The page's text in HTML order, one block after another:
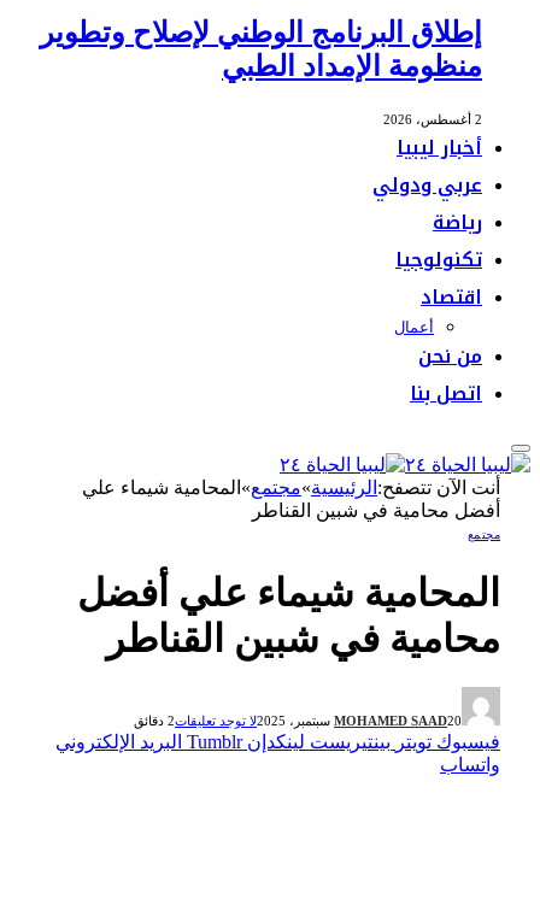
إطلاق البرنامج الوطني لإصلاح وتطوير
منظومة الإمداد الطبي
أخبار ليبيا
عربي ودولي
رياضة
تكنولوجيا
اقتصاد
أعمال
من نحن
اتصل بنا
أنت الآن تتصفح:الرئيسية»مجتمع»المحامية شيماء علي
أفضل محامية في شبين القناطر
مجتمع
المحامية شيماء علي أفضل
محامية في شبين القناطر
MOHAMED SAAD20 سبتمبر، 2025 لا توجد تعليقات2 دقائق
فيسبوك تويتر بينتيريست لينكدإن Tumblr البريد الإلكتروني
واتساب